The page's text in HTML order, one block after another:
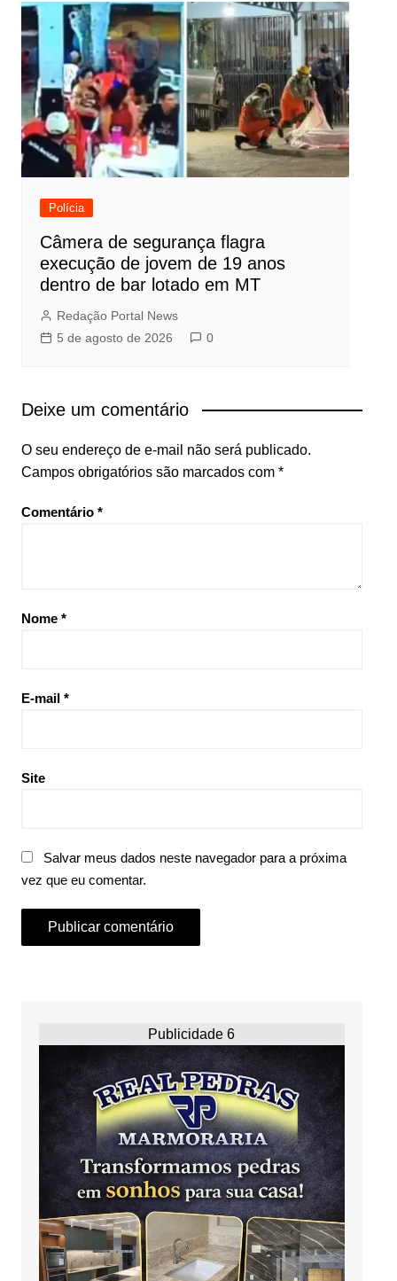
Polícia
Câmera de segurança flagra
execução de jovem de 19 anos
dentro de bar lotado em MT
Redação Portal News
5 de agosto de 2026
0
Deixe um comentário
O seu endereço de e-mail não será publicado.
Campos obrigatórios são marcados com *
Comentário *
Nome *
E-mail *
Site
Salvar meus dados neste navegador para a próxima
vez que eu comentar.
Publicidade 6